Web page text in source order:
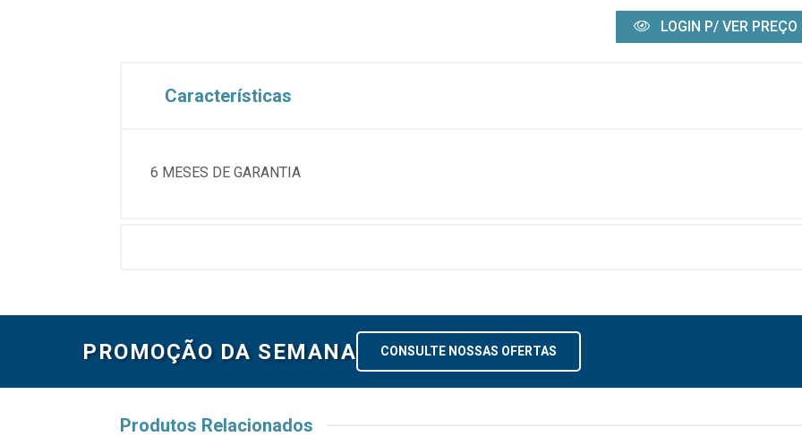
LOGIN P/ VER PREÇO
Características
6 MESES DE GARANTIA
PROMOÇÃO DA SEMANA CONSULTE NOSSAS OFERTAS
Produtos Relacionados